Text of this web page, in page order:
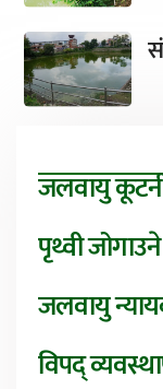
जलवायु
पृथ्वी
जलवायु
विपद्